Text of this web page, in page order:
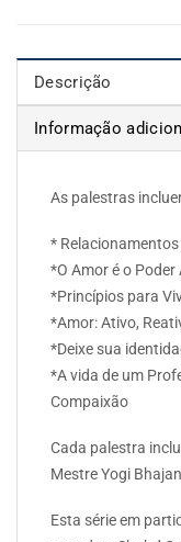
Descrição
Informação
As palestras
*
*O Amor é o
*Princípios para
*Amor: Ativo,
*Deixe sua
*A vida de um
Compaixão
Cada palestra
Mestre Yogi
Esta série em